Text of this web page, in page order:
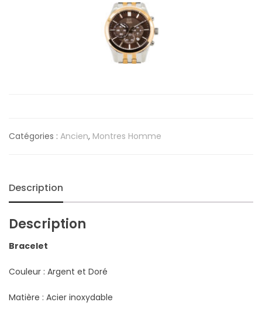
Catégories : Ancien, Montres Homme
Description
Description
Bracelet
Couleur : Argent et Doré
Matière : Acier inoxydable